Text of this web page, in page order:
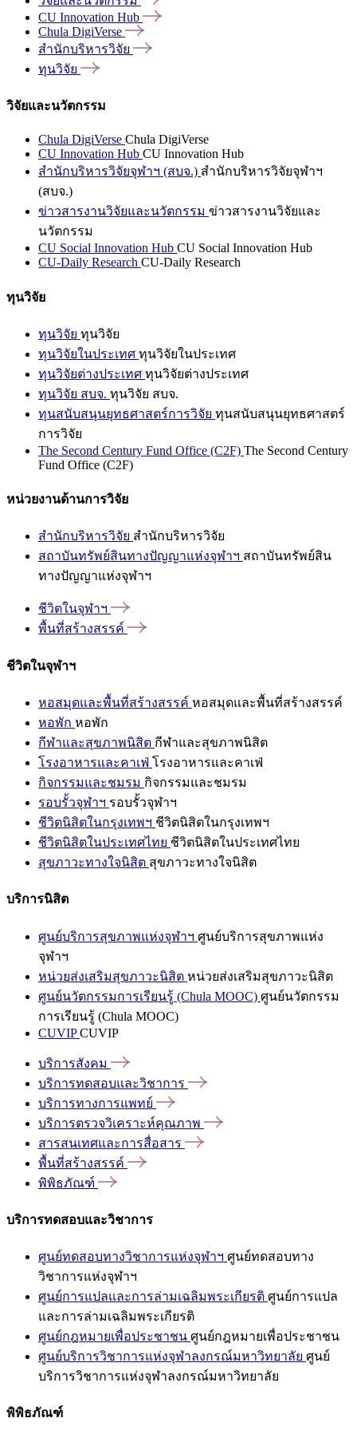
CU Innovation Hub
Chula DigiVerse
สำนักบริหารวิจัย
ทุนวิจัย
วิจัยและนวัตกรรม
Chula DigiVerse Chula DigiVerse
CU Innovation Hub CU Innovation Hub
สำนักบริหารวิจัยจุฬาฯ (สบจ.) สำนักบริหารวิจัยจุฬาฯ
(สบจ.)
ข่าวสารงานวิจัยและนวัตกรรม ข่าวสารงานวิจัยและ
นวัตกรรม
CU Social Innovation Hub CU Social Innovation Hub
CU-Daily Research CU-Daily Research
ทุนวิจัย
ทุนวิจัย ทุนวิจัย
ทุนวิจัยในประเทศ ทุนวิจัยในประเทศ
ทุนวิจัยต่างประเทศ ทุนวิจัยต่างประเทศ
ทุนวิจัย สบจ. ทุนวิจัย สบจ.
ทุนสนับสนุนยุทธศาสตร์การวิจัย ทุนสนับสนุนยุทธศาสตร์
การวิจัย
The Second Century Fund Office (C2F) The Second Century
Fund Office (C2F)
หน่วยงานด้านการวิจัย
สำนักบริหารวิจัย สำนักบริหารวิจัย
สถาบันทรัพย์สินทางปัญญาแห่งจุฬาฯ สถาบันทรัพย์สิน
ทางปัญญาแห่งจุฬาฯ
ชีวิตในจุฬาฯ
พื้นที่สร้างสรรค์
ชีวิตในจุฬาฯ
หอสมุดและพื้นที่สร้างสรรค์ หอสมุดและพื้นที่สร้างสรรค์
หอพัก หอพัก
กีฬาและสุขภาพนิสิต กีฬาและสุขภาพนิสิต
โรงอาหารและคาเฟ่ โรงอาหารและคาเฟ่
กิจกรรมและชมรม กิจกรรมและชมรม
รอบรั้วจุฬาฯ รอบรั้วจุฬาฯ
ชีวิตนิสิตในกรุงเทพฯ ชีวิตนิสิตในกรุงเทพฯ
ชีวิตนิสิตในประเทศไทย ชีวิตนิสิตในประเทศไทย
สุขภาวะทางใจนิสิต สุขภาวะทางใจนิสิต
บริการนิสิต
ศูนย์บริการสุขภาพแห่งจุฬาฯ ศูนย์บริการสุขภาพแห่ง
จุฬาฯ
หน่วยส่งเสริมสุขภาวะนิสิต หน่วยส่งเสริมสุขภาวะนิสิต
ศูนย์นวัตกรรมการเรียนรู้ (Chula MOOC) ศูนย์นวัตกรรม
การเรียนรู้ (Chula MOOC)
CUVIPCUVIP
บริการสังคม
บริการทดสอบและวิชาการ
บริการทางการแพทย์
บริการตรวจวิเคราะห์คุณภาพ
สารสนเทศและการสื่อสาร
พื้นที่สร้างสรรค์
พิพิธภัณฑ์
บริการทดสอบและวิชาการ
ศูนย์ทดสอบทางวิชาการแห่งจุฬาฯ ศูนย์ทดสอบทาง
วิชาการแห่งจุฬาฯ
ศูนย์การแปลและการล่ามเฉลิมพระเกียรติ ศูนย์การแปล
และการล่ามเฉลิมพระเกียรติ
ศูนย์กฎหมายเพื่อประชาชน ศูนย์กฎหมายเพื่อประชาชน
ศูนย์บริการวิชาการแห่งจุฬาลงกรณ์มหาวิทยาลัย ศูนย์
บริการวิชาการแห่งจุฬาลงกรณ์มหาวิทยาลัย
พิพิธภัณฑ์